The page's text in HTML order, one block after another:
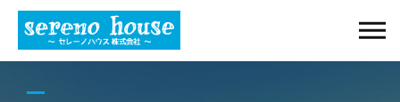
当社について